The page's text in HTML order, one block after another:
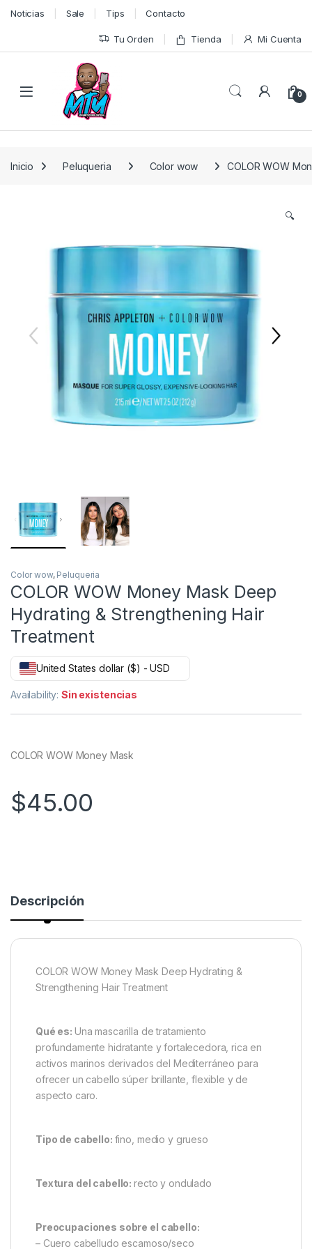
Skip to navigation
Skip to content
Noticias Sale Tips Contacto
Tu Orden Tienda Mi Cuenta
0
Inicio Peluqueria Color wow COLOR WOW
🔍
Color wow, Peluqueria
COLOR WOW Money Mask Deep
Hydrating & Strengthening Hair
Treatment
United States dollar ($) - USD
Availability:Sin existencias
COLOR WOW Money Mask
$45.00
Descripción
COLOR WOW Money Mask Deep Hydrating &
Strengthening Hair Treatment
Qué es: Una mascarilla de tratamiento
profundamente hidratante y fortalecedora, rica en
activos marinos derivados del Mediterráneo para
ofrecer un cabello súper brillante, flexible y de
aspecto caro.
Tipo de cabello: fino, medio y grueso
Textura del cabello:recto y ondulado
Preocupaciones sobre el cabello:
– Cuero cabelludo escamoso/seco